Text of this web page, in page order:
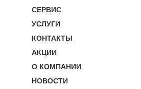
СЕРВИС
УСЛУГИ
КОНТАКТЫ
АКЦИИ
О КОМПАНИИ
НОВОСТИ